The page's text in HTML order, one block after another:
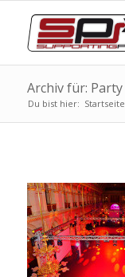
Archiv für: Party
Du bist hier: Startseite